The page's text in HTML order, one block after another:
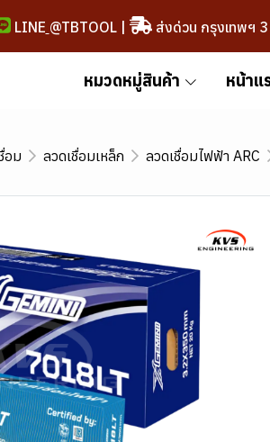
LINE @TBTOOL| ส่งด่วน กรุงเทพฯ 3
หมวดหมู่สินค้า หน้าแ
อม ลวดเชื่อมเหล็ก ลวดเชื่อมไฟฟ้า ARC